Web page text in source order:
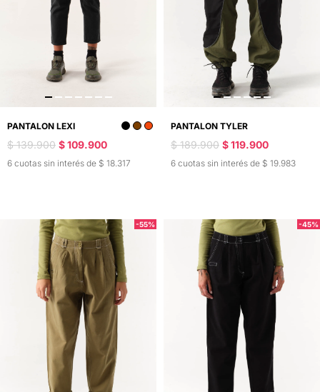
PANTALON LEXI
$ 139.900 $ 109.900
6 cuotas sin interés de $ 18.317
PANTALON TYLER
$ 189.900 $ 119.900
6 cuotas sin interés de $ 19.983
-55% -45%